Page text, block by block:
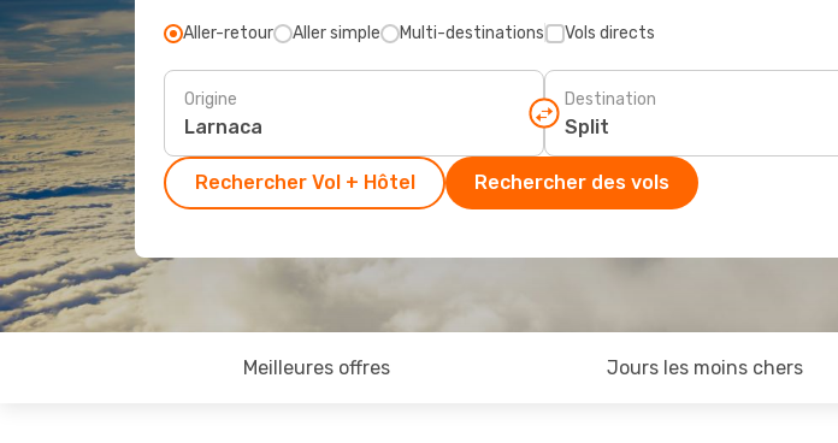
Aller-retour Aller simple Multi-destinations Vols directs
Origine Destination
Rechercher Vol + Hôtel Rechercher des vols
Meilleures offres Jours les moins chers